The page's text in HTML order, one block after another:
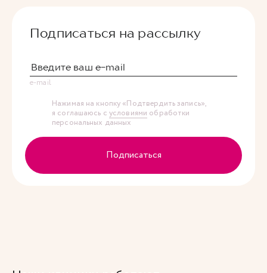
Подписаться на рассылку
e-mail
Нажимая на кнопку «Подтвердить запись»,
я соглашаюсь с условиями обработки
персональных данных
Подписаться